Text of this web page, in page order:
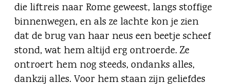
die liftreis naar Rome geweest, langs stoffige
binnenwegen, en als ze lachte kon je zien
dat de brug van haar neus een beetje scheef
stond, wat hem altijd erg ontroerde. Ze
ontroert hem nog steeds, ondanks alles,
dankzij alles. Voor hem staan zijn geliefdes